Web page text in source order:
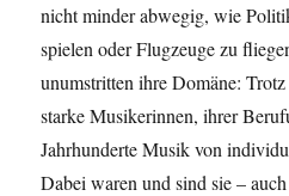
nicht minder abwegig, wie
spielen oder Flugzeuge zu
unumstritten ihre Domäne:
starke Musikerinnen, ihrer
Jahrhunderte Musik von
Dabei waren und sind sie –